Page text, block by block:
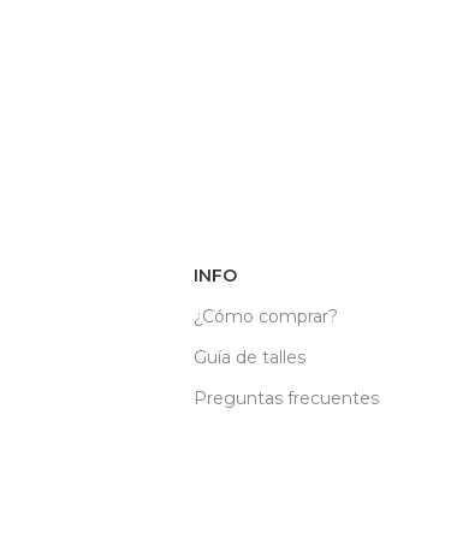
INFO
¿Cómo comprar?
Guía de talles
Preguntas frecuentes